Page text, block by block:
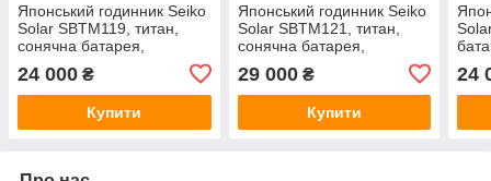
Японський годинник Seiko
Solar SBTM119, титан,
сонячна батарея,
сапфірове скло
24 000 ₴
Купити
Японський годинник Seiko
Solar SBTM121, титан,
сонячна батарея,
сапфірове скло, Japan
made
29 000₴
Купити
24